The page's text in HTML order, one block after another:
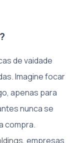
de vaidade
Imagine focar
apenas para
nunca se
compra.
, empresas